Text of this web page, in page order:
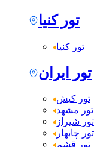
تور کنیا
تور کنیا
تور ایران
تور کیش
تور مشهد
تور شیراز
تور چابهار
تور قشم